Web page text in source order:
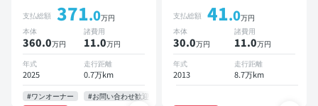
インドスポットモニター デ
ジタルインナーミラー オー
トクルーズ 3列シート スマ
ートキー ETC 電動バック
ドア バックモニター 全方
位カメラ ドライブレコーダ
ー 衝突軽減 両側電動スラ
イドドア 7人乗り
支払総額 371.0万円
本体
360.0万円
諸費用
11.0万円
年式
2025
走行距離
0.7万km
#ワンオーナー #お問い合わせ歓迎
り
支払総額 41.0万円
本体
30.0万円
諸費用
11.0万円
年式
2013
走行距離
8.7万km